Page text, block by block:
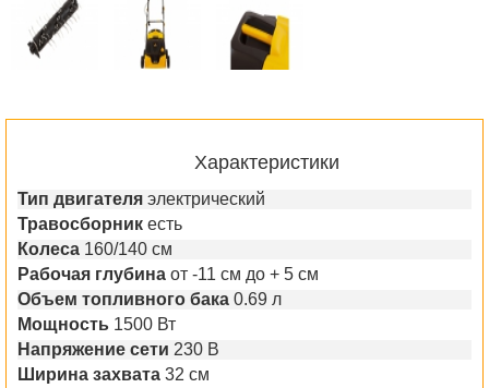
Характеристики
Тип двигателя электрический
Травосборник есть
Колеса 160/140 см
Рабочая глубина от -11 см до + 5 см
Объем топливного бака 0.69 л
Мощность 1500 Вт
Напряжение сети 230 В
Ширина захвата 32 см